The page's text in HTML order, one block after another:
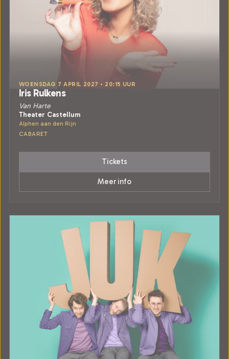
WOENSDAG 7 APRIL 2027 • 20:15 UUR
Iris Rulkens
Van Harte
Theater Castellum
Alphen aan den Rijn
CABARET
Tickets
Meer info